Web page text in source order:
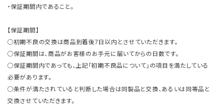
・保証期間内であること。
【保証期間】
○初期不良の交換は商品到着後7日以内とさせていただきます。
○保証期間は、商品がお客様のお手元に届いてからの日数です。
○保証期間内であっても、上記「初期不良品について」の項目を満たしている
必要があります。
○条件が満たされていると判断した場合は同製品と交換、あるいは同等品と
交換させていただきます。